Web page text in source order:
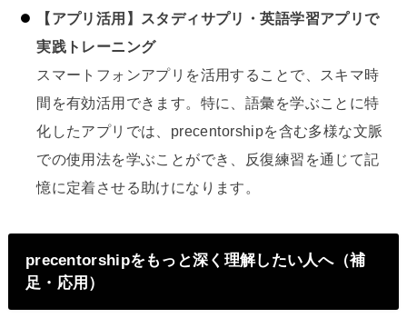
【アプリ活用】スタディサプリ・英語学習アプリで
実践トレーニング
スマートフォンアプリを活用することで、スキマ時
間を有効活用できます。特に、語彙を学ぶことに特
化したアプリでは、precentorshipを含む多様な文脈
での使用法を学ぶことができ、反復練習を通じて記
憶に定着させる助けになります。
precentorshipをもっと深く理解したい人へ（補
足・応用）